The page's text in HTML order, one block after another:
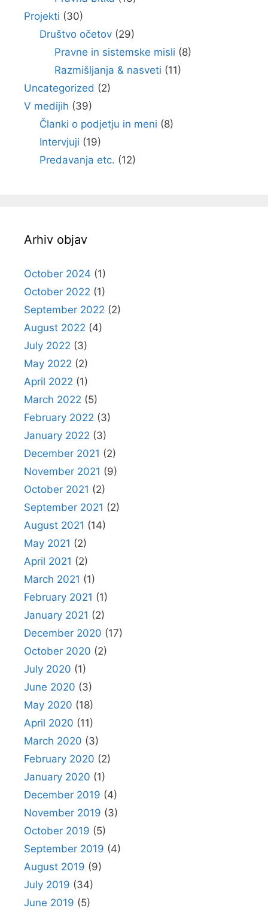
Projekti (30)
Društvo očetov(29)
Pravne in sistemske misli (8)
Razmišljanja & nasveti (11)
Uncategorized (2)
V medijih (39)
Članki o podjetju in meni (8)
Intervjuji (19)
Predavanja etc. (12)
Arhiv objav
October 2024 (1)
October 2022 (1)
September 2022 (2)
August 2022 (4)
July 2022 (3)
May 2022 (2)
April 2022 (1)
March 2022 (5)
February 2022 (3)
January 2022 (3)
December 2021 (2)
November 2021 (9)
October 2021 (2)
September 2021 (2)
August 2021 (14)
May 2021 (2)
April 2021 (2)
March 2021 (1)
February 2021 (1)
January 2021 (2)
December 2020 (17)
October 2020 (2)
July 2020 (1)
June 2020 (3)
May 2020 (18)
April 2020 (11)
March 2020 (3)
February 2020 (2)
January 2020 (1)
December 2019 (4)
November 2019 (3)
October 2019 (5)
September 2019 (4)
August 2019 (9)
July 2019 (34)
June 2019 (5)